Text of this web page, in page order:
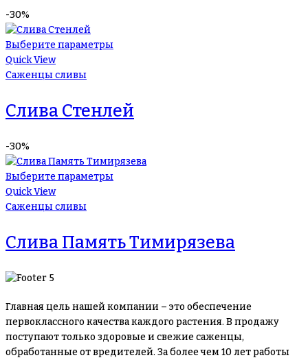
-30%
Выберите параметры
Quick View
Саженцы сливы
Слива Стенлей
-30%
Выберите параметры
Quick View
Саженцы сливы
Слива Память Тимирязева
Главная цель нашей компании – это обеспечение
первоклассного качества каждого растения. В продажу
поступают только здоровые и свежие саженцы,
обработанные от вредителей. За более чем 10 лет работы